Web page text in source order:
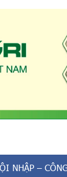
NHẬP –